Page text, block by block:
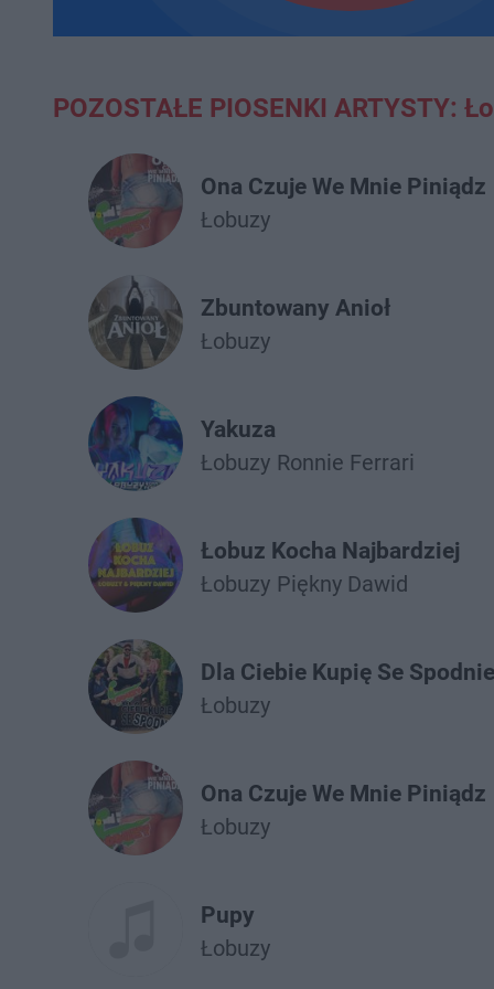
POZOSTAŁE PIOSENKI ARTYSTY:
Ona Czuje We Mnie Piniądz
Łobuzy
Zbuntowany Anioł
Łobuzy
Yakuza
Łobuzy Ronnie Ferrari
Łobuz Kocha Najbardziej
Łobuzy Piękny Dawid
Dla Ciebie Kupię Se Spodnie
Łobuzy
Ona Czuje We Mnie Piniądz
Łobuzy
Pupy
Łobuzy